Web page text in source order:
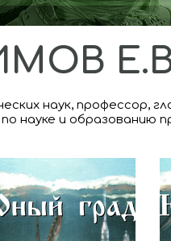
наук, профессор,
науке и образованию